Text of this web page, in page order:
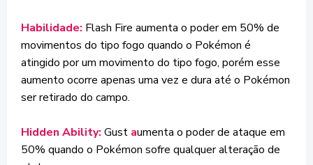
Habilidade: Flash Fire aumenta o poder em 50% de
movimentos do tipo fogo quando o Pokémon é
atingido por um movimento do tipo fogo, porém esse
aumento ocorre apenas uma vez e dura até o Pokémon
ser retirado do campo.
Hidden Ability: Gust aumenta o poder de ataque em
50% quando o Pokémon sofre qualquer alteração de